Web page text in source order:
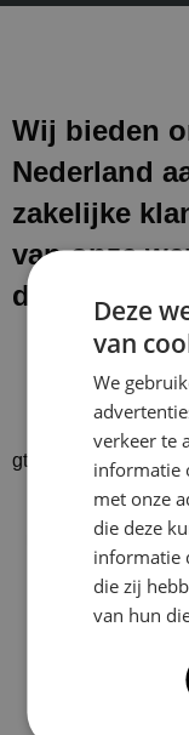
Wij bieden
Nederland
zakelijke
van onze
de werkplek
gtrspvjgtroijvghtrs
Company
4.9
powered
Deze
van
We
verkeer te
informatie
met onze
die deze
informatie
die zij
van hun